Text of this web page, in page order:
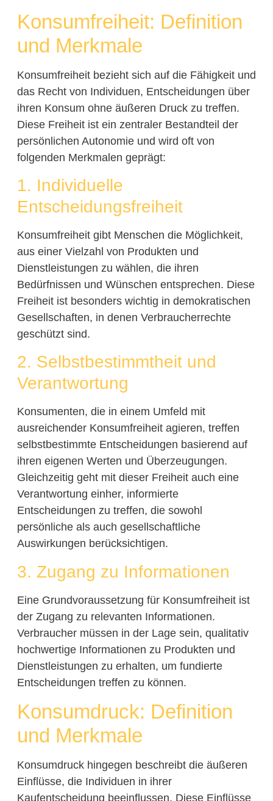
Konsumfreiheit: Definition
und Merkmale
Konsumfreiheit bezieht sich auf die Fähigkeit und
das Recht von Individuen, Entscheidungen über
ihren Konsum ohne äußeren Druck zu treffen.
Diese Freiheit ist ein zentraler Bestandteil der
persönlichen Autonomie und wird oft von
folgenden Merkmalen geprägt:
1. Individuelle
Entscheidungsfreiheit
Konsumfreiheit gibt Menschen die Möglichkeit,
aus einer Vielzahl von Produkten und
Dienstleistungen zu wählen, die ihren
Bedürfnissen und Wünschen entsprechen. Diese
Freiheit ist besonders wichtig in demokratischen
Gesellschaften, in denen Verbraucherrechte
geschützt sind.
2. Selbstbestimmtheit und
Verantwortung
Konsumenten, die in einem Umfeld mit
ausreichender Konsumfreiheit agieren, treffen
selbstbestimmte Entscheidungen basierend auf
ihren eigenen Werten und Überzeugungen.
Gleichzeitig geht mit dieser Freiheit auch eine
Verantwortung einher, informierte
Entscheidungen zu treffen, die sowohl
persönliche als auch gesellschaftliche
Auswirkungen berücksichtigen.
3. Zugang zu Informationen
Eine Grundvoraussetzung für Konsumfreiheit ist
der Zugang zu relevanten Informationen.
Verbraucher müssen in der Lage sein, qualitativ
hochwertige Informationen zu Produkten und
Dienstleistungen zu erhalten, um fundierte
Entscheidungen treffen zu können.
Konsumdruck: Definition
und Merkmale
Konsumdruck hingegen beschreibt die äußeren
Einflüsse, die Individuen in ihrer
Kaufentscheidung beeinflussen. Diese Einflüsse